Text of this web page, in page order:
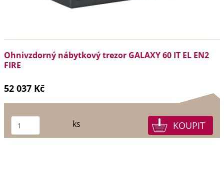
Ohnivzdorný nábytkový trezor GALAXY 60 IT EL EN2
FIRE
52 037 Kč
ks